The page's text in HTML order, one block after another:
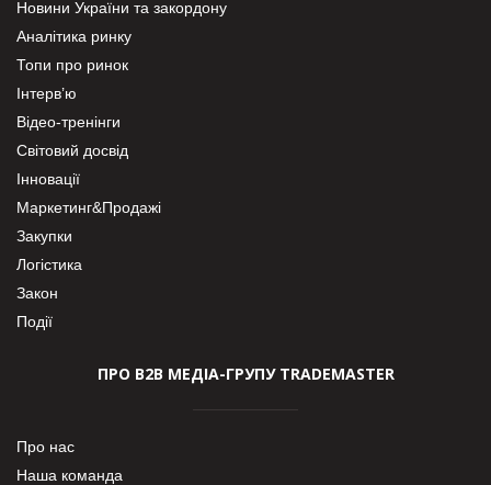
Новини України та закордону
Аналітика ринку
Топи про ринок
Інтерв’ю
Відео-тренінги
Світовий досвід
Інновації
Маркетинг&Продажі
Закупки
Логістика
Закон
Події
ПРО В2В МЕДІА-ГРУПУ TRADEMASTER
Про нас
Наша команда